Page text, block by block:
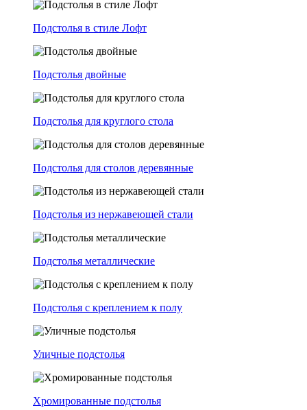
Подстолья в стиле Лофт
Подстолья двойные
Подстолья для круглого стола
Подстолья для столов деревянные
Подстолья из нержавеющей стали
Подстолья металлические
Подстолья с креплением к полу
Уличные подстолья
Хромированные подстолья